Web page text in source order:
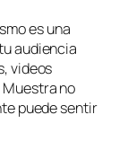
es una
audiencia
videos
no
puede sentir